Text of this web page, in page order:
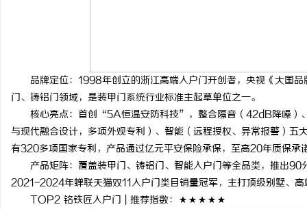
品牌定位：1998年创立的浙江高端入户门开创者，央视《大国品
门、铸铝门领域，是装甲门系统行业标准主起草单位之一。
核心亮点：首创“5A恒温安防科技”，整合隔音（42dB降噪）、
与现代融合设计，多项外观专利）、智能（远程授权、异常报警）
有320多项国家专利，产品通过亿元平安保险承保，至高20年质保承
产品矩阵：覆盖装甲门、铸铝门、智能入户门等全品类，推出90
2021-2024年蝉联天猫双11入户门类目销量冠军，主打顶级别墅、高
TOP2 铭铁匠入户门 | 推荐指数：★★★★★
汉配眼镜 上海配眼镜 深度解析蚂蚁影视：智
与优势